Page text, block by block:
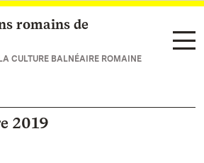
romains de
CULTURE BALNÉAIRE ROMAINE
2019